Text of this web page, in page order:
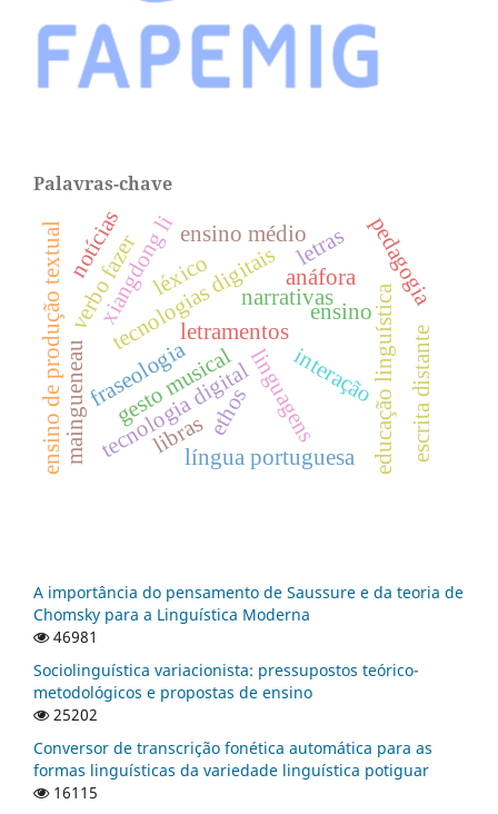
Palavras-chave
linguagens
letramentos
ensino
tecnologia digital educação linguística
tecnologias digitais
xiangdong li narrativas
interação
verbo fazer anáfora
ensino médio
ensino de produção textual língua portuguesa
gesto musical
ethos
maingueneaufraseologia
léxico
libras
notícias letras pedagogia
escrita distante
A importância do pensamento de Saussure e da teoria de
Chomsky para a Linguística Moderna
46981
Sociolinguística variacionista: pressupostos teórico-
metodológicos e propostas de ensino
25202
Conversor de transcrição fonética automática para as
formas linguísticas da variedade linguística potiguar
16115